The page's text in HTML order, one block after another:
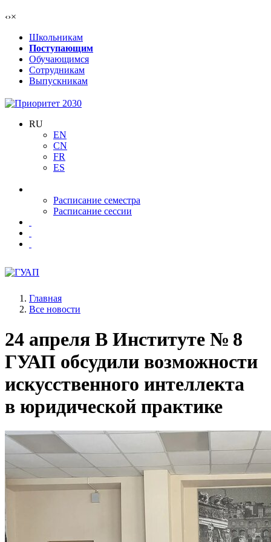
‹›×
Школьникам
Поступающим
Обучающимся
Сотрудникам
Выпускникам
RU
EN
CN
FR
ES
Расписание семестра
Расписание сессии
Главная
Все новости
24 апреля В Институте № 8
ГУАП обсудили возможности
искусственного интеллекта
в юридической практике